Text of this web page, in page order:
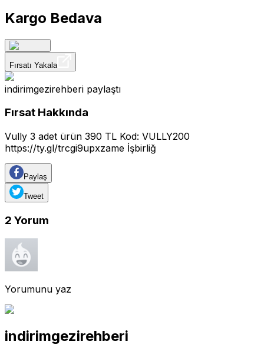
Kargo Bedava
Fırsatı Yakala
indirimgezirehberi paylaştı
Fırsat Hakkında
Vully 3 adet ürün 390 TL Kod: VULLY200
https://ty.gl/trcgi9upxzame İşbirliğ
Paylaş
Tweet
2 Yorum
Yorumunu yaz
indirimgezirehberi